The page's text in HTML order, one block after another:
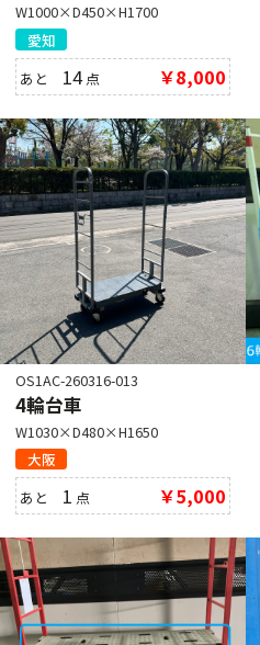
W1000×D450×H1700
愛知
あと 14点 ￥8,000
OS1AC-260316-013
4輪台車
W1030×D480×H1650
大阪
あと 1 点 ￥5,000